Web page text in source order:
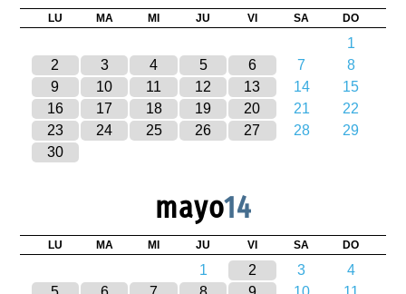
LU MA MI JU VI SA DO
1
2
3 4 5 6 7
8
9
10 11 12 13 14
15
16
17 18 19 20 21
22
23
24 25 26 27 28
29
30
mayo14
LU MA MI JU VI SA DO
1 2 3
4